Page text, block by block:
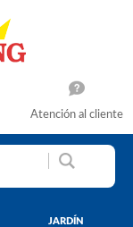
Atención al cliente
JARDÍN